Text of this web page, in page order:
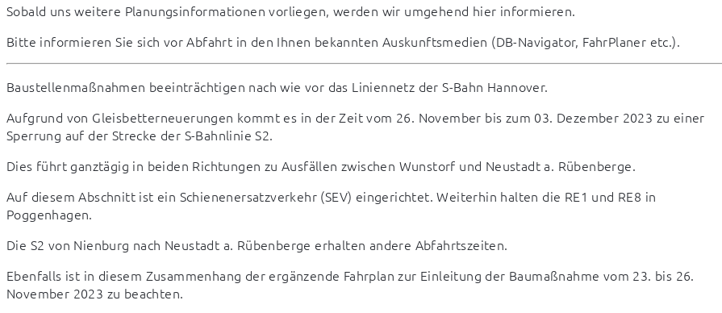
Sobald uns weitere Planungsinformationen vorliegen, werden wir umgehend hier informieren.
Bitte informieren Sie sich vor Abfahrt in den Ihnen bekannten Auskunftsmedien (DB-Navigator, FahrPlaner etc.).
Baustellenmaßnahmen beeinträchtigen nach wie vor das Liniennetz der S-Bahn Hannover.
Aufgrund von Gleisbetterneuerungen kommt es in der Zeit vom 26. November bis zum 03. Dezember 2023 zu einer
Sperrung auf der Strecke der S-Bahnlinie S2.
Dies führt ganztägig in beiden Richtungen zu Ausfällen zwischen Wunstorf und Neustadt a. Rübenberge.
Auf diesem Abschnitt ist ein Schienenersatzverkehr (SEV) eingerichtet. Weiterhin halten die RE1 und RE8 in
Poggenhagen.
Die S2 von Nienburg nach Neustadt a. Rübenberge erhalten andere Abfahrtszeiten.
Ebenfalls ist in diesem Zusammenhang der ergänzende Fahrplan zur Einleitung der Baumaßnahme vom 23. bis 26.
November 2023 zu beachten.